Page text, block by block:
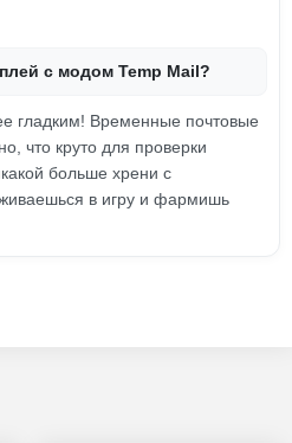
с модом Temp Mail?
гладким! Временные почтовые
что круто для проверки
больше хрени с
в игру и фармишь